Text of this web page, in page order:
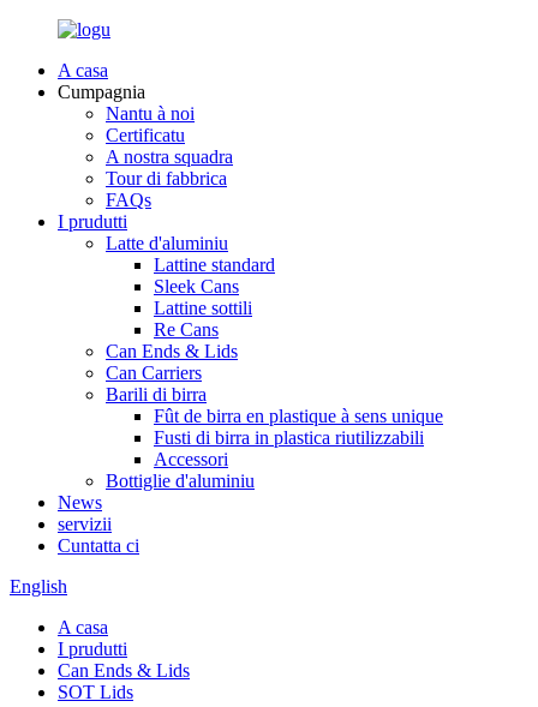
A casa
Cumpagnia
Nantu à noi
Certificatu
A nostra squadra
Tour di fabbrica
FAQs
I prudutti
Latte d'aluminiu
Lattine standard
Sleek Cans
Lattine sottili
Re Cans
Can Ends & Lids
Can Carriers
Barili di birra
Fût de birra en plastique à sens unique
Fusti di birra in plastica riutilizzabili
Accessori
Bottiglie d'aluminiu
News
servizii
Cuntatta ci
English
A casa
I prudutti
Can Ends & Lids
SOT Lids